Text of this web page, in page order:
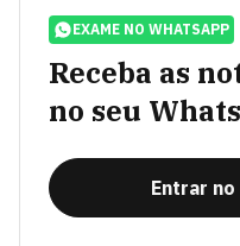
EXAME NO WHATSAPP
Receba as
no seu
Entrar no